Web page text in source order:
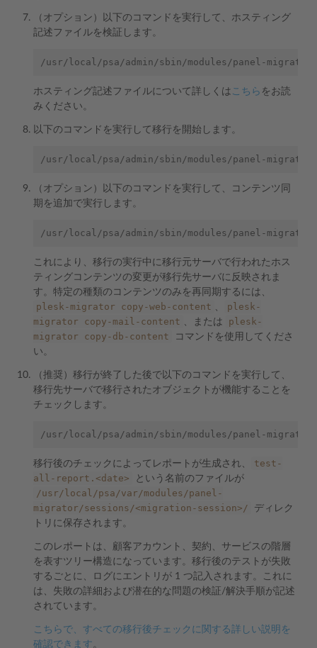
（オプション）以下のコマンドを実行して、ホスティング
記述ファイルを検証します。
/usr/local/psa/admin/sbin/modules/panel-
ホスティング記述ファイルについて詳しくは こちら をお読
みください。
以下のコマンドを実行して移行を開始します。
/usr/local/psa/admin/sbin/modules/panel-
（オプション）以下のコマンドを実行して、コンテンツ同
期を追加で実行します。
/usr/local/psa/admin/sbin/modules/panel-
これにより、移行の実行中に移行元サーバで行われたホス
ティングコンテンツの変更が移行先サーバに反映されま
す。特定の種類のコンテンツのみを再同期するには、
plesk-migrator copy-web-content 、
plesk-
migrator
copy-mail-content 、または
plesk-
migrator
copy-db-content
コマンドを使用してくださ
い。
（推奨）移行が終了した後で以下のコマンドを実行して、
移行先サーバで移行されたオブジェクトが機能することを
チェックします。
/usr/local/psa/admin/sbin/modules/panel-
移行後のチェックによってレポートが生成され、
test-
all-report.<date>
という名前のファイルが
/usr/local/psa/var/modules/panel-
migrator/sessions/<migration-session>/
ディレク
トリに保存されます。
このレポートは、顧客アカウント、契約、サービスの階層
を表すツリー構造になっています。移行後のテストが失敗
するごとに、ログにエントリが 1 つ記入されます。これに
は、失敗の詳細および潜在的な問題の検証/解決手順が記述
されています。
こちらで、すべての移行後チェックに関する詳しい説明を
確認できます。